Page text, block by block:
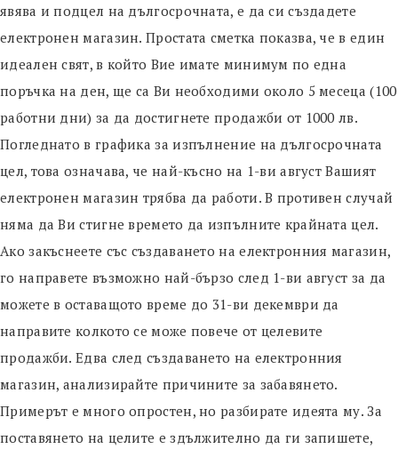
явява и подцел на дългосрочната, е да си създадете
електронен магазин. Простата сметка показва, че в един
идеален свят, в който Вие имате минимум по една
поръчка на ден, ще са Ви необходими около 5 месеца (100
работни дни) за да достигнете продажби от 1000 лв.
Погледнато в графика за изпълнение на дългосрочната
цел, това означава, че най-късно на 1-ви август Вашият
електронен магазин трябва да работи. В противен случай
няма да Ви стигне времето да изпълните крайната цел.
Ако закъснеете със създаването на електронния магазин,
го направете възможно най-бързо след 1-ви август за да
можете в оставащото време до 31-ви декември да
направите колкото се може повече от целевите
продажби. Едва след създаването на електронния
магазин, анализирайте причините за забавянето.
Примерът е много опростен, но разбирате идеята му. За
поставянето на целите е здължително да ги запишете,